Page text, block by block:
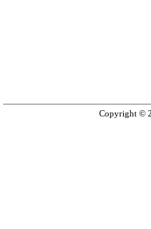
Copyright ©